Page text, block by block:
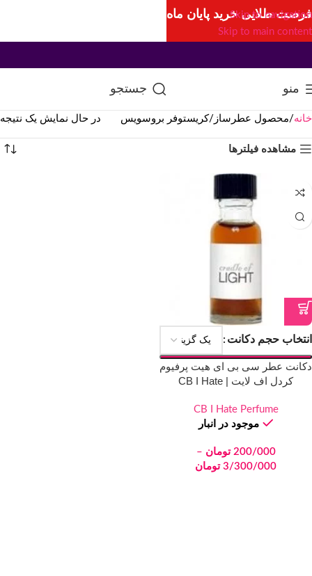
Skip to navigation
Skip to main content
منو جستجو
خانه محصول عطرساز کریستوفر بروسویس در حال نمایش یک نتیجه
مشاهده فیلترها
انتخاب حجم دکانت
دکانت عطر سی بی ای هیت پرفیوم
کردل اف لایت | CB I Hate
CB I Hate Perfume
موجود در انبار
200/000 تومان –
3/300/000 تومان
فرصت طلایی خرید پایان ماه